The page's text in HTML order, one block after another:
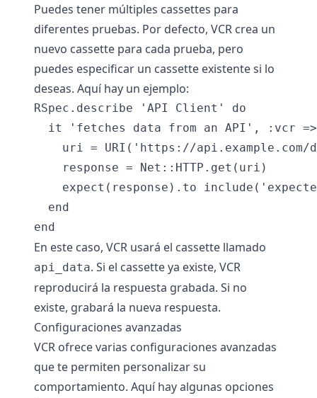
Puedes tener múltiples cassettes para
diferentes pruebas. Por defecto, VCR crea un
nuevo cassette para cada prueba, pero
puedes especificar un cassette existente si lo
deseas. Aquí hay un ejemplo:
RSpec.describe 'API Client' do
it 'fetches data from an API', :vcr
uri = URI('https://api.example.com/
    response = Net::HTTP.get(uri)
expect(response).to
  end
En este caso, VCR usará el cassette llamado
api_data. Si el cassette ya existe, VCR
reproducirá la respuesta grabada. Si no
existe, grabará la nueva respuesta.
Configuraciones avanzadas
VCR ofrece varias configuraciones avanzadas
que te permiten personalizar su
comportamiento. Aquí hay algunas opciones